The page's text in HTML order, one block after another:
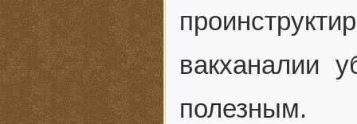
вакханалии
полезным.